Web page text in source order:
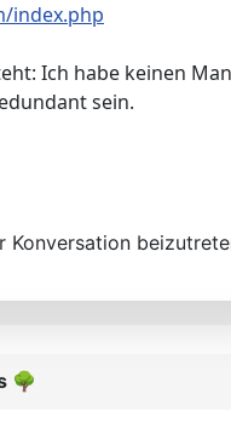
index.php
Ich habe keinen
sein.
Konversation
🌳